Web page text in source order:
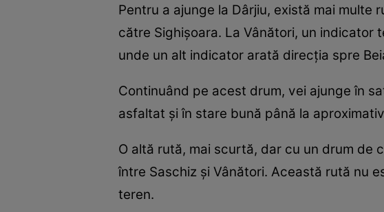
Pentru a ajunge la Dârjiu, există mai multe
către Sighișoara. La Vânători, un indicator
unde un alt indicator arată direcția spre
Continuând pe acest drum, vei ajunge în
asfaltat și în stare bună până la
O altă rută, mai scurtă, dar cu un drum de
între Saschiz și Vânători. Această rută nu
teren.